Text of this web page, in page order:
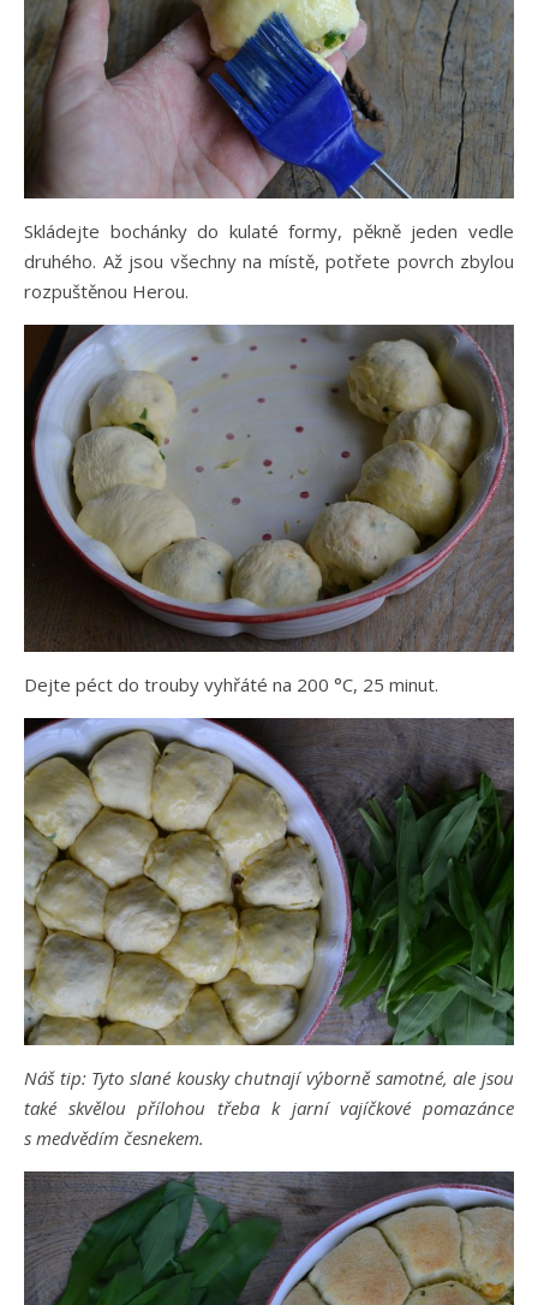
Skládejte bochánky do kulaté formy, pěkně jeden vedle
druhého. Až jsou všechny na místě, potřete povrch zbylou
rozpuštěnou Herou.
Dejte péct do trouby vyhřáté na 200 °C, 25 minut.
Náš tip: Tyto slané kousky chutnají výborně samotné, ale jsou
také skvělou přílohou třeba k jarní vajíčkové pomazánce
s medvědím česnekem.